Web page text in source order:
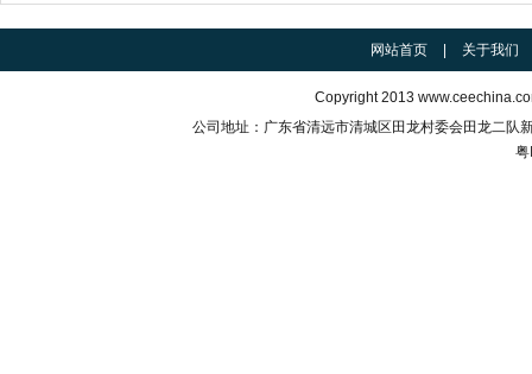
网站首页 关于我们
Copyright 2013
公司地址：广东省清远市清城区田龙村委会田龙二